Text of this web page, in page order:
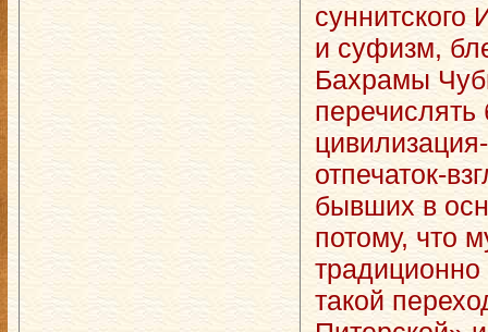
и суфизм,
Бахрамы
отпечаток-
бывших в
потому, что
традиционно
такой